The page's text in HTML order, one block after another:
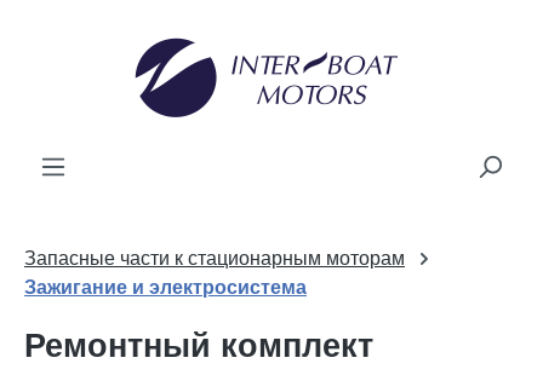
Запасные части к стационарным моторам
Зажигание и электросистема
Ремонтный комплект